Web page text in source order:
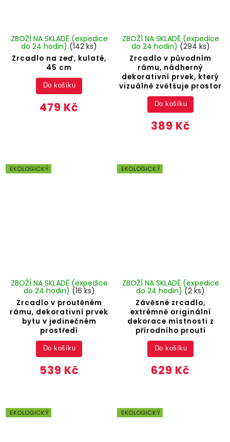
Zrcadlo na zeď, kulaté,
45 cm
ZBOŽÍ NA SKLADĚ (expedice
do 24 hodin) (142 ks)
479 Kč
Do košíku
Zrcadlo v původním
rámu, nádherný
dekorativní prvek, který
vizuálně zvětšuje prostor
ZBOŽÍ NA SKLADĚ (expedice
do 24 hodin) (294 ks)
389 Kč
Do košíku
EKOLOGICKÝ
Zrcadlo v proutěném
rámu, dekorativní prvek
bytu v jedinečném
prostředí
ZBOŽÍ NA SKLADĚ (expedice
do 24 hodin) (16 ks)
539 Kč
Do košíku
EKOLOGICKÝ
Závěsné zrcadlo,
extrémně originální
dekorace místnosti z
přírodního proutí
ZBOŽÍ NA SKLADĚ (expedice
do 24 hodin) (2 ks)
629 Kč
Do košíku
EKOLOGICKÝ EKOLOGICKÝ